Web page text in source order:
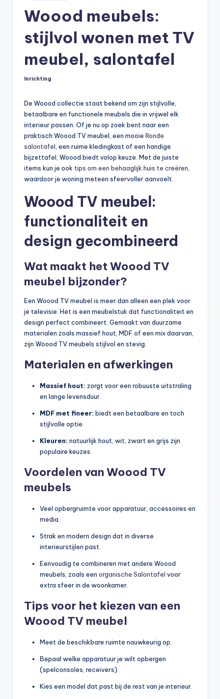
Woood meubels:
stijlvol wonen met TV
meubel, salontafel
Geplaatst
Inrichting
De Woood collectie staat bekend om zijn stijlvolle,
betaalbare en functionele meubels die in vrijwel elk
interieur passen. Of je nu op zoek bent naar een
praktisch Woood TV meubel, een mooie Ronde
salontafel , een ruime kledingkast of een handige
bijzettafel, Woood biedt volop keuze. Met de juiste
items kun je ook tips om een behaaglijk huis te creëren
waardoor je woning meteen sfeervoller aanvoelt.
Woood TV meubel:
functionaliteit en
design gecombineerd
Wat maakt het Woood TV
meubel bijzonder?
Een Woood TV meubel is meer dan alleen een plek voor
je televisie. Het is een meubelstuk dat functionaliteit en
design perfect combineert. Gemaakt van duurzame
materialen zoals massief hout, MDF of een mix daarvan,
zijn Woood TV meubels stijlvol en stevig.
Materialen en afwerkingen
Massief hout: zorgt voor een robuuste uitstraling
en lange levensduur.
MDF met fineer: biedt een betaalbare en toch
stijlvolle optie.
Kleuren: natuurlijk hout, wit, zwart en grijs zijn
populaire keuzes.
Voordelen van Woood TV
meubels
Veel opbergruimte voor apparatuur, accessoires en
media.
Strak en modern design dat in diverse
interieurstijlen past.
Eenvoudig te combineren met andere Woood
meubels, zoals een organische Salontafel voor
extra sfeer in de woonkamer.
Tips voor het kiezen van een
Woood TV meubel
Meet de beschikbare ruimte nauwkeurig op.
Bepaal welke apparatuur je wilt opbergen
(spelconsoles, receivers).
Kies een model dat past bij de rest van je interieur.